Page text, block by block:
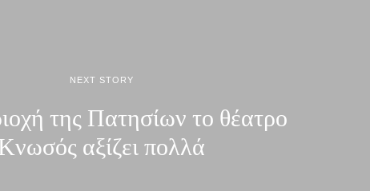
NEXT STORY
της Πατησίων το θέατρο
αξίζει πολλά